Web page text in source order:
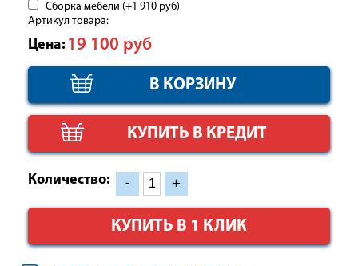
Сборка мебели (+1 910 руб)
Артикул товара:
Цена: 19 100 руб
КУПИТЬ В КРЕДИТ
Количество: - +
КУПИТЬ В 1 КЛИК